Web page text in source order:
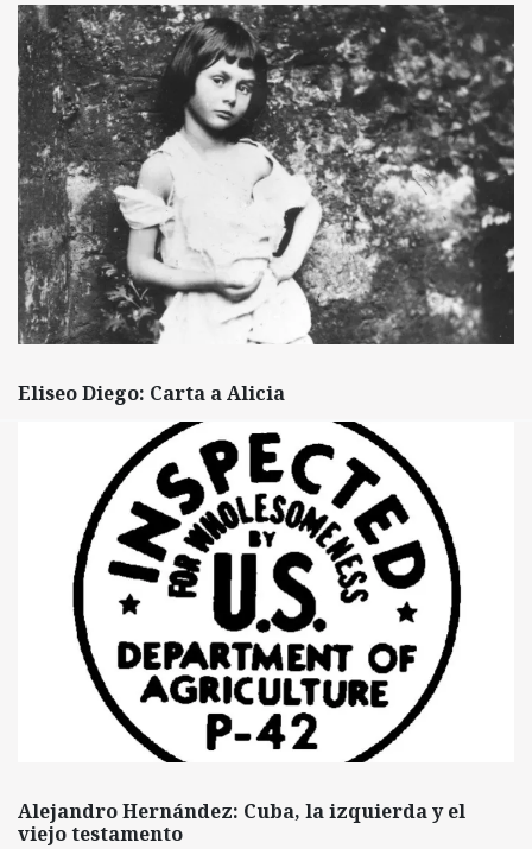
Eliseo Diego: Carta a Alicia
Alejandro Hernández: Cuba, la izquierda y el
viejo testamento